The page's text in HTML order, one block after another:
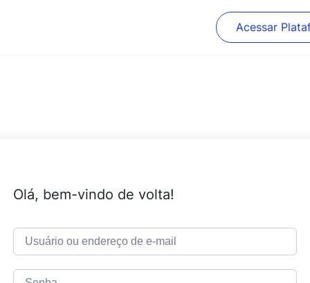
Acessar
Olá, bem-vindo de volta!